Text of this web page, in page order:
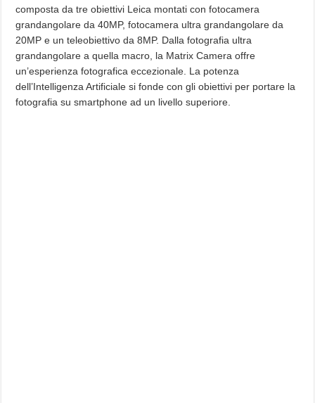
composta da tre obiettivi Leica montati con fotocamera
grandangolare da 40MP, fotocamera ultra grandangolare da
20MP e un teleobiettivo da 8MP. Dalla fotografia ultra
grandangolare a quella macro, la Matrix Camera offre
un’esperienza fotografica eccezionale. La potenza
dell’Intelligenza Artificiale si fonde con gli obiettivi per portare la
fotografia su smartphone ad un livello superiore.